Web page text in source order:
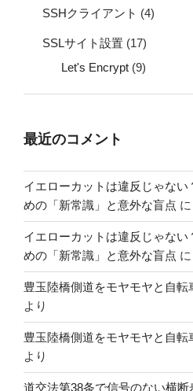
SSHクライアント (4)
SSLサイト設置 (17)
Let's Encrypt (9)
最近のコメント
イエローカットは違反じゃない
めの「新常識」と意外な盲点 に
イエローカットは違反じゃない
めの「新常識」と意外な盲点 に
豊玉陸橋側道をモヤモヤと自転
より
豊玉陸橋側道をモヤモヤと自転
より
道交法第38条で信号のない横